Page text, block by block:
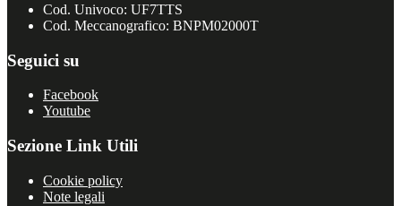
Cod. Univoco: UF7TTS
Cod. Meccanografico: BNPM02000T
Seguici su
Facebook
Youtube
Sezione Link Utili
Cookie policy
Note legali